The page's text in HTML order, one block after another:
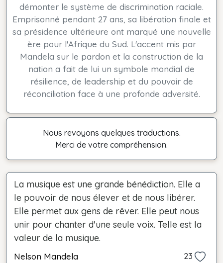
démonter le système de discrimination raciale.
Emprisonné pendant 27 ans, sa libération finale et
sa présidence ultérieure ont marqué une nouvelle
ère pour l'Afrique du Sud. L'accent mis par
Mandela sur le pardon et la construction de la
nation a fait de lui un symbole mondial de
résilience, de leadership et du pouvoir de
réconciliation face à une profonde adversité.
Nous revoyons quelques traductions.
Merci de votre compréhension.
La musique est une grande bénédiction. Elle a
le pouvoir de nous élever et de nous libérer.
Elle permet aux gens de rêver. Elle peut nous
unir pour chanter d'une seule voix. Telle est la
valeur de la musique.
Nelson Mandela 23